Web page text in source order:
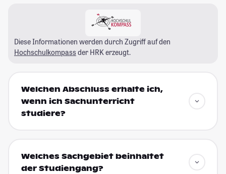
Diese Informationen werden durch Zugriff auf den
Hochschulkompass der HRK erzeugt.
Welchen Abschluss erhalte ich,
wenn ich Sachunterricht
studiere?
Welches Sachgebiet beinhaltet
der Studiengang?